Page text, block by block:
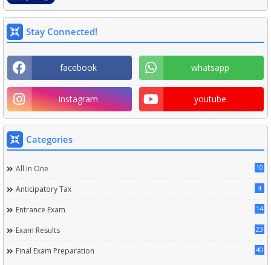
Stay Connected!
facebook whatsapp
instagram youtube
Categories
All In One 10
Anticipatory Tax 4
Entrance Exam 14
Exam Results 23
Final Exam Preparation 40